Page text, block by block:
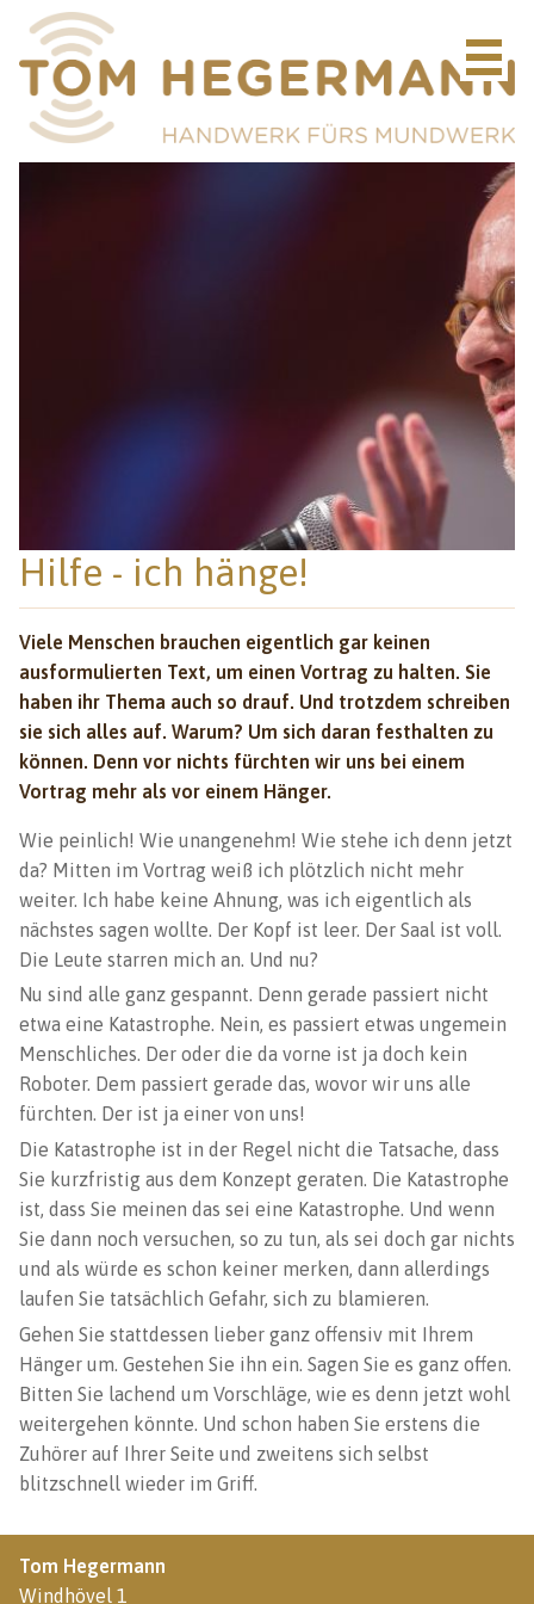
Hilfe - ich hänge!
Viele Menschen brauchen eigentlich gar keinen
ausformulierten Text, um einen Vortrag zu halten. Sie
haben ihr Thema auch so drauf. Und trotzdem schreiben
sie sich alles auf. Warum? Um sich daran festhalten zu
können. Denn vor nichts fürchten wir uns bei einem
Vortrag mehr als vor einem Hänger.
Wie peinlich! Wie unangenehm! Wie stehe ich denn jetzt
da? Mitten im Vortrag weiß ich plötzlich nicht mehr
weiter. Ich habe keine Ahnung, was ich eigentlich als
nächstes sagen wollte. Der Kopf ist leer. Der Saal ist voll.
Die Leute starren mich an. Und nu?
Nu sind alle ganz gespannt. Denn gerade passiert nicht
etwa eine Katastrophe. Nein, es passiert etwas ungemein
Menschliches. Der oder die da vorne ist ja doch kein
Roboter. Dem passiert gerade das, wovor wir uns alle
fürchten. Der ist ja einer von uns!
Die Katastrophe ist in der Regel nicht die Tatsache, dass
Sie kurzfristig aus dem Konzept geraten. Die Katastrophe
ist, dass Sie meinen das sei eine Katastrophe. Und wenn
Sie dann noch versuchen, so zu tun, als sei doch gar nichts
und als würde es schon keiner merken, dann allerdings
laufen Sie tatsächlich Gefahr, sich zu blamieren.
Gehen Sie stattdessen lieber ganz offensiv mit Ihrem
Hänger um. Gestehen Sie ihn ein. Sagen Sie es ganz offen.
Bitten Sie lachend um Vorschläge, wie es denn jetzt wohl
weitergehen könnte. Und schon haben Sie erstens die
Zuhörer auf Ihrer Seite und zweitens sich selbst
blitzschnell wieder im Griff.
Tom Hegermann
Windhövel 1